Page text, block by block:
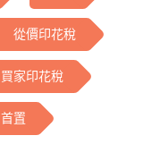
從價印花稅
買家印花稅
首置